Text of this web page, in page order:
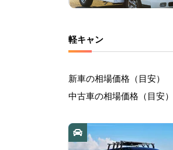
軽キャン
新車の相場価格（目安）
中古車の相場価格（目安）